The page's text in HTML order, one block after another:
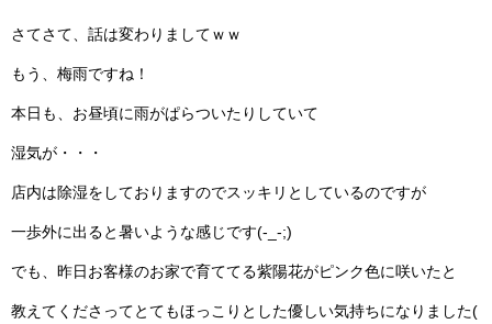
さてさて、話は変わりましてｗｗ
もう、梅雨ですね！
本日も、お昼頃に雨がぱらついたりしていて
湿気が・・・
店内は除湿をしておりますのでスッキリとしているのですが
一歩外に出ると暑いような感じです(-_-;)
でも、昨日お客様のお家で育ててる紫陽花がピンク色に咲いたと
教えてくださってとてもほっこりとした優しい気持ちになりました(